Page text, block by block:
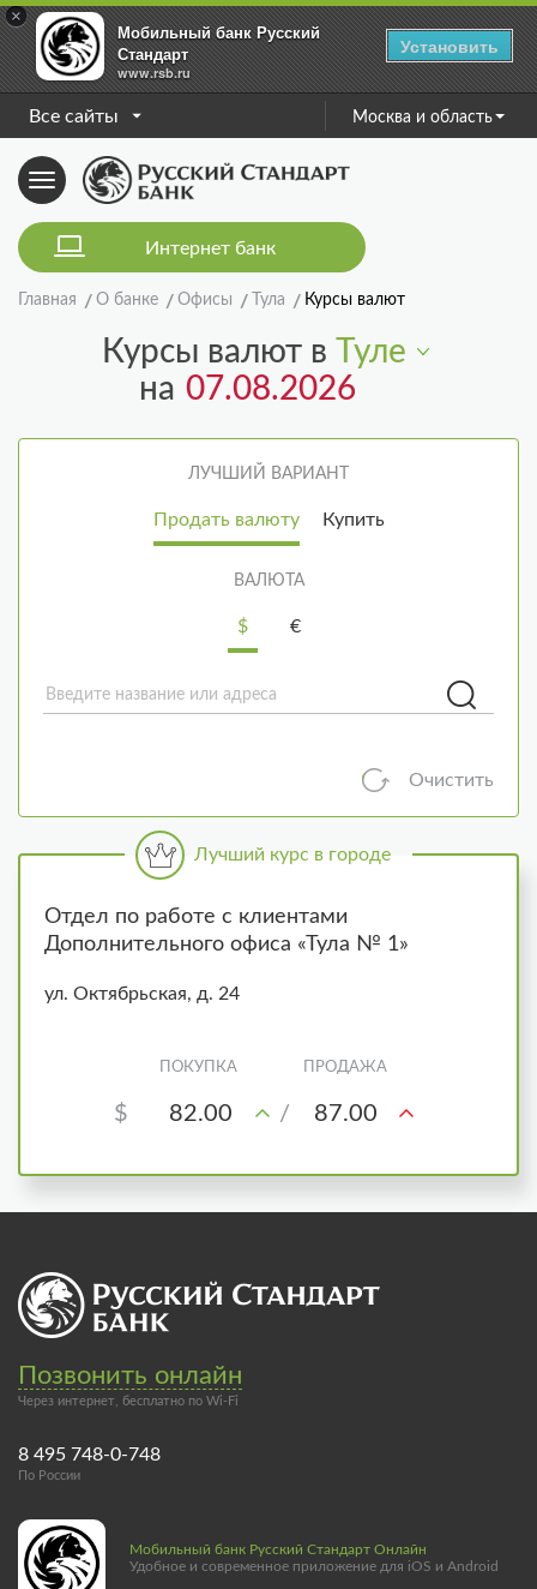
×
Мобильный банк Русский
Стандарт
www.rsb.ru
Установить
Все сайты Москва и область
Toggle
navigation
Интернет банк
Главная О банке Офисы Тула Курсы валют
Курсы валют в Туле
на
ЛУЧШИЙ ВАРИАНТ
Продать валюту Купить
ВАЛЮТА
$ €
Очистить
Отдел по работе с клиентами
Дополнительного офиса «Тула № 1»
ул. Октябрьская, д. 24
$ 82.00 / 87.00
Позвонить онлайн
Через интернет, бесплатно по Wi-Fi
8 495 748-0-748
По России
Мобильный банк Русский Стандарт Онлайн
Удобное и современное приложение для iOS и Android